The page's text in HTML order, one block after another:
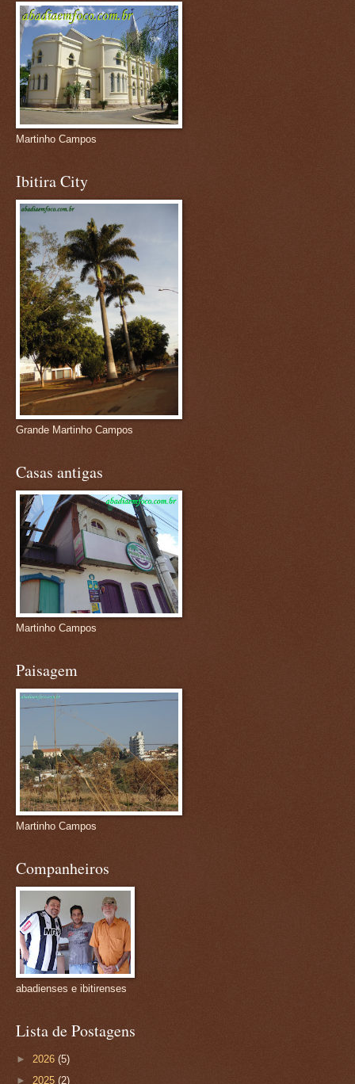
Martinho Campos
Ibitira City
Grande Martinho Campos
Casas antigas
Martinho Campos
Paisagem
Martinho Campos
Companheiros
abadienses e ibitirenses
Lista de Postagens
► 2026 (5)
► 2025 (2)